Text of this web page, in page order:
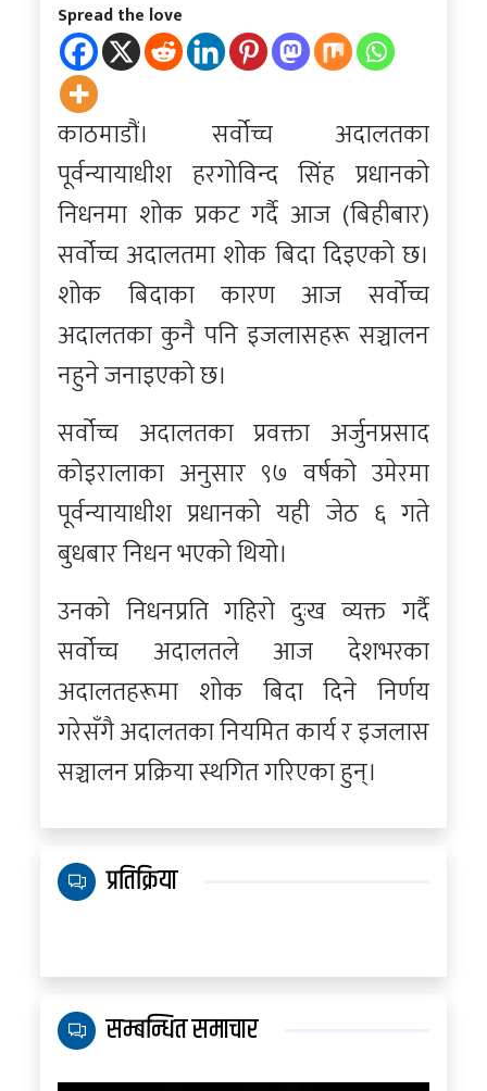
Spread the love
काठमाडौं। सर्वोच्च अदालतका
पूर्वन्यायाधीश हरगोविन्द सिंह प्रधानको
निधनमा शोक प्रकट गर्दै आज (बिहीबार)
सर्वोच्च अदालतमा शोक बिदा दिइएको छ।
शोक बिदाका कारण आज सर्वोच्च
अदालतका कुनै पनि इजलासहरू सञ्चालन
नहुने जनाइएको छ।
सर्वोच्च अदालतका प्रवक्ता अर्जुनप्रसाद
कोइरालाका अनुसार ९७ वर्षको उमेरमा
पूर्वन्यायाधीश प्रधानको यही जेठ ६ गते
बुधबार निधन भएको थियो।
उनको निधनप्रति गहिरो दुःख व्यक्त गर्दै
सर्वोच्च अदालतले आज देशभरका
अदालतहरूमा शोक बिदा दिने निर्णय
गरेसँगै अदालतका नियमित कार्य र इजलास
सञ्चालन प्रक्रिया स्थगित गरिएका हुन्।
प्रतिक्रिया
सम्बन्धित समाचार